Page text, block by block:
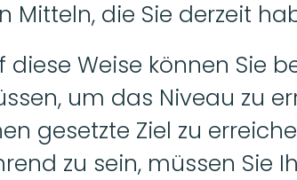
Mitteln, die Sie derzeit
diese Weise können Sie
um das Niveau zu
gesetzte Ziel zu
zu sein, müssen Sie